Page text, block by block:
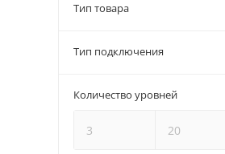
Тип товара
Тип подключения
Количество уровней